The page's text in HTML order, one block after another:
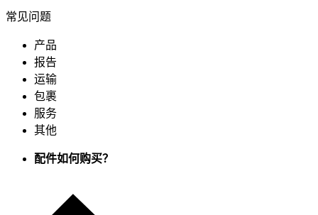
常见问题
产品
报告
运输
包裹
服务
其他
配件如何购买？